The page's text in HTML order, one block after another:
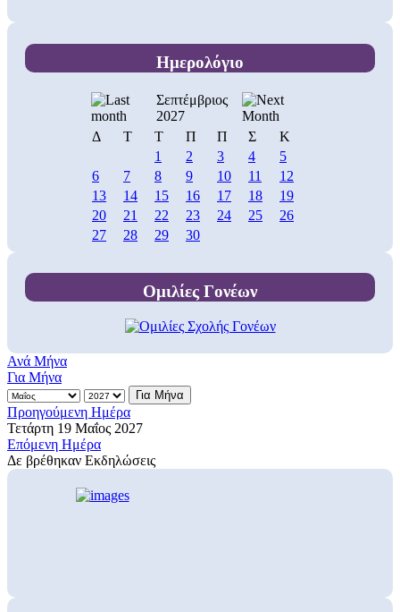
Ημερολόγιο
Σεπτέμβριος
2027
Δ
Τ Τ Π Π Σ
Κ
1
2 3 4
5
6
7 8 9 10 11
12
13
14 15 16 17 18
19
20
21 22 23 24 25
26
27
28 29 30
Ομιλίες Γονέων
Ανά Μήνα
Για Μήνα
Για Μήνα
Προηγούμενη Ημέρα
Τετάρτη 19 Μαΐος 2027
Επόμενη Ημέρα
Δε βρέθηκαν Εκδηλώσεις